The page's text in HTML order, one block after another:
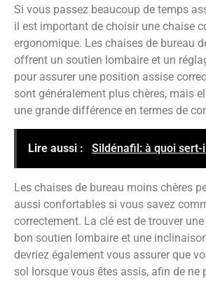
Si vous passez beaucoup de temps
il est important de choisir une chaise
ergonomique. Les chaises de bureau
offrent un soutien lombaire et un
pour assurer une position assise
sont généralement plus chères, mais
une grande différence en termes de
Lire aussi : Sildénafil: à quoi sert-
Les chaises de bureau moins chères
aussi confortables si vous savez
correctement. La clé est de trouver
bon soutien lombaire et une
devriez également vous assurer que
sol lorsque vous êtes assis, afin de ne